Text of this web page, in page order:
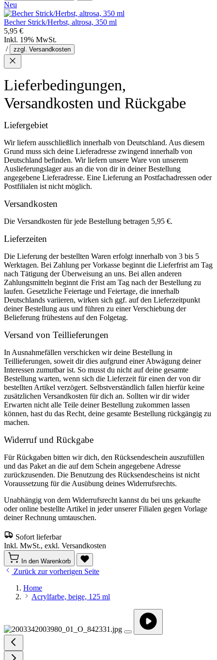
Neu
Becher Strick/Herbst, altrosa, 350 ml
5,95 €
Inkl. 19% MwSt.
/
zzgl. Versandkosten
Lieferbedingungen,
Versandkosten und Rückgabe
Liefergebiet
Wir liefern ausschließlich innerhalb von Deutschland. Aus diesem
Grund muss sich deine Lieferadresse zwingend innerhalb von
Deutschland befinden. Wir liefern unsere Ware von unserem
Auslieferungslager aus an die von dir in deiner Bestellung
angegebene Lieferadresse. Eine Lieferung an Postfachadressen oder
Postfilialen ist nicht möglich.
Versandkosten
Die Versandkosten für jede Bestellung betragen 5,95 €.
Lieferzeiten
Die Lieferung der bestellten Waren erfolgt innerhalb von 3 bis 5
Werktagen. Bei Zahlung per Vorkasse beginnt die Lieferfrist am Tag
nach Tätigung der Überweisung an uns. Bei allen anderen
Zahlungsmitteln beginnt die Frist am Tag nach der Bestellung zu
laufen. Gesetzliche Feiertage und Feiertage, die innerhalb
Deutschlands variieren, wirken sich ggf. auf den Lieferzeitpunkt
deiner Bestellung aus und führen zu einer Verschiebung der
Belieferung frühestens auf den Folgetag.
Versand von Teillieferungen
In Ausnahmefällen verschicken wir deine Bestellung in
Teillieferungen, soweit dir dies aufgrund einer Abwägung deiner
Interessen zumutbar ist. So musst du nicht auf deine gesamte
Bestellung warten, wenn sich die Lieferzeit für einen der von dir
bestellten Artikel verzögert. Selbstverständlich fallen hierfür keine
zusätzlichen Versandkosten für dich an. Sollten wir dir wider
Erwarten nicht alle Teile deiner Bestellung zukommen lassen
können, hast du das Recht, deine gesamte Bestellung rückgängig zu
machen.
Widerruf und Rückgabe
Für Rückgaben bitten wir dich, den Rücksendeschein auszufüllen
und das Paket an die auf dem Schein angegebene Adresse
zurückzusenden. Die Benutzung des Rücksendescheins ist nicht
Voraussetzung für die Ausübung deines Widerrufsrechts.
Unabhängig von dem Widerrufsrecht kannst du bei uns gekaufte
oder online bestellte Artikel in jeder unserer Filialen gegen Vorlage
deiner Rechnung umtauschen.
Sofort lieferbar
Inkl. MwSt., exkl. Versandkosten
In den Warenkorb
Zurück zur vorherigen Seite
Home
Acrylfarbe, beige, 125 ml